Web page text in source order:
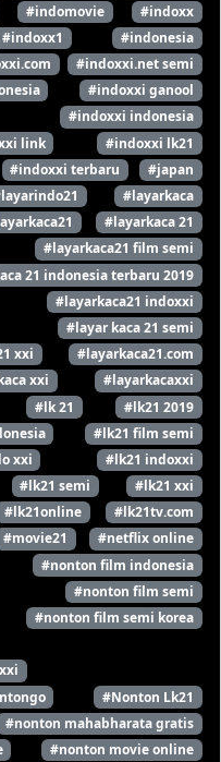
#indomovie
#indoxx
#indoxx1
#indonesia
#indoxxi.net semi
#indoxxi ganool
#indoxxi indonesia
link
#indoxxi lk21
#indoxxi terbaru
#japan
#layarkaca
#layarkaca 21
#layarkaca21 film semi
21 indonesia terbaru 2019
#layarkaca21 indoxxi
#layar kaca 21 semi
xxi
#layarkaca21.com
xxi
#layarkacaxxi
#lk 21
#lk21 2019
#lk21 film semi
xxi
#lk21 indoxxi
#lk21 semi
#lk21 xxi
#lk21online
#lk21tv.com
#movie21
#netflix online
#nonton film indonesia
#nonton film semi
#nonton film semi korea
#Nonton Lk21
#nonton mahabharata gratis
#nonton movie online